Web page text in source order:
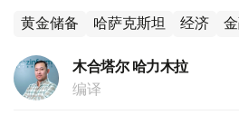
黄金储备 哈萨克斯坦 经济
木合塔尔 哈力木拉
编译